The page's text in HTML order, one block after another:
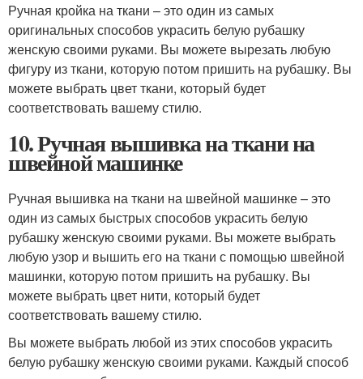
Ручная кройка на ткани – это один из самых
оригинальных способов украсить белую рубашку
женскую своими руками. Вы можете вырезать любую
фигуру из ткани, которую потом пришить на рубашку. Вы
можете выбрать цвет ткани, который будет
соответствовать вашему стилю.
10. Ручная вышивка на ткани на
швейной машинке
Ручная вышивка на ткани на швейной машинке – это
один из самых быстрых способов украсить белую
рубашку женскую своими руками. Вы можете выбрать
любую узор и вышить его на ткани с помощью швейной
машинки, которую потом пришить на рубашку. Вы
можете выбрать цвет нити, который будет
соответствовать вашему стилю.
Вы можете выбрать любой из этих способов украсить
белую рубашку женскую своими руками. Каждый способ